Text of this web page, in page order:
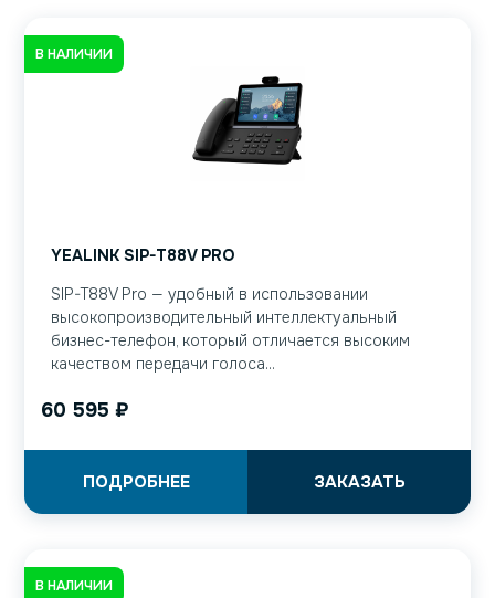
В НАЛИЧИИ
YEALINK SIP-T88V PRO
SIP-T88V Pro — удобный в использовании
высокопроизводительный интеллектуальный
бизнес-телефон, который отличается высоким
качеством передачи голоса...
60 595 ₽
ЗАКАЗАТЬ
ПОДРОБНЕЕ
В НАЛИЧИИ